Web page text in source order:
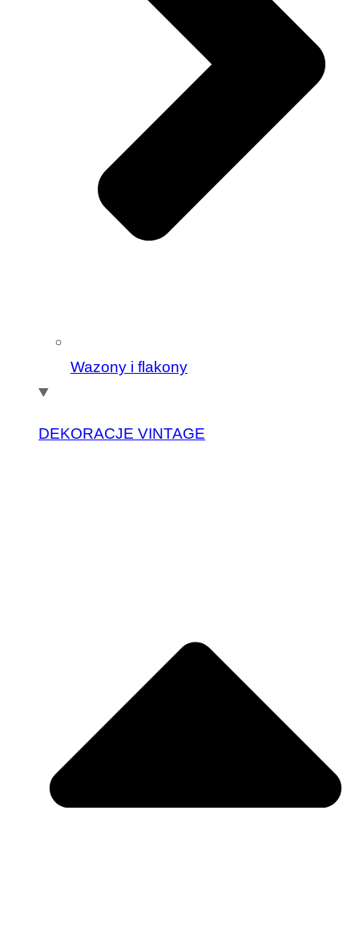
Wazony i flakony
DEKORACJE VINTAGE